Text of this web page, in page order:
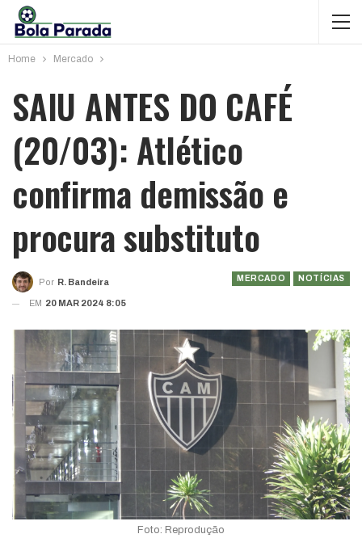
Home Mercado
SAIU ANTES DO CAFÉ
(20/03): Atlético
confirma demissão e
procura substituto
MERCADO NOTÍCIAS
Por R. Bandeira
EM 20 MAR 2024 8:05
Foto: Reprodução